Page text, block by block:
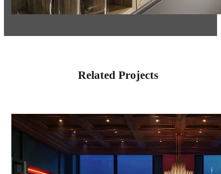
Related Projects